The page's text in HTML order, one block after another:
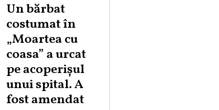
Un bărbat
costumat în
„Moartea cu
coasa” a urcat
pe acoperișul
unui spital. A
fost amendat